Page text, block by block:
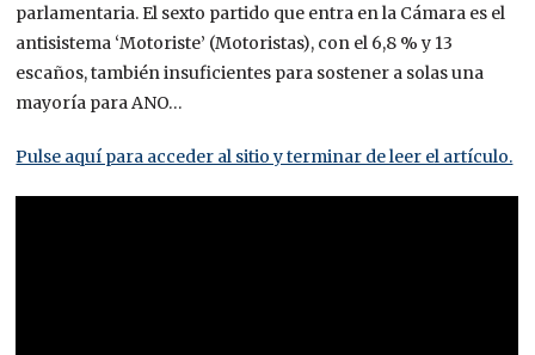
parlamentaria. El sexto partido que entra en la Cámara es el
antisistema ‘Motoriste’ (Motoristas), con el 6,8 % y 13
escaños, también insuficientes para sostener a solas una
mayoría para ANO…
Pulse aquí para acceder al sitio y terminar de leer el artículo.